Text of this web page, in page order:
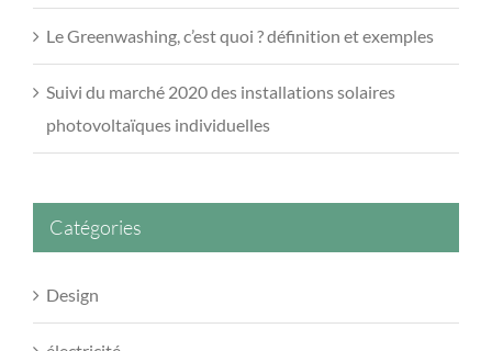
Le Greenwashing, c’est quoi ? définition et exemples
Suivi du marché 2020 des installations solaires
photovoltaïques individuelles
Catégories
Design